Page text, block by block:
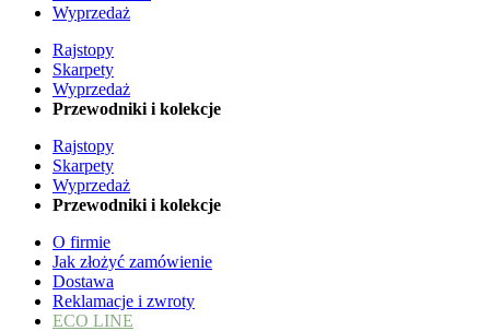
Wyprzedaż
Rajstopy
Skarpety
Wyprzedaż
Przewodniki i kolekcje
Rajstopy
Skarpety
Wyprzedaż
Przewodniki i kolekcje
O firmie
Jak złożyć zamówienie
Dostawa
Reklamacje i zwroty
ECO LINE